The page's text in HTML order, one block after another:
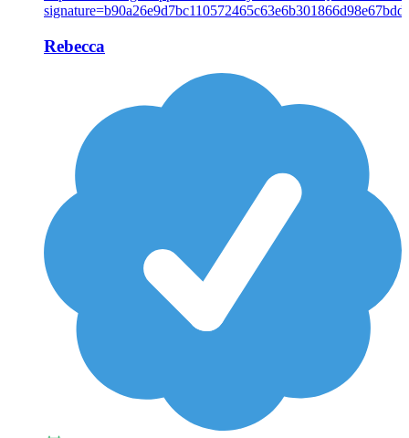
Rebecca